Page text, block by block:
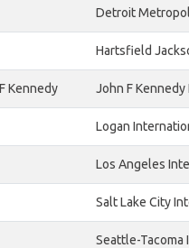
Detroit
Hartsfield
Kennedy John F Kennedy
Logan
Los Angeles
Salt Lake City
Seattle-Tacoma